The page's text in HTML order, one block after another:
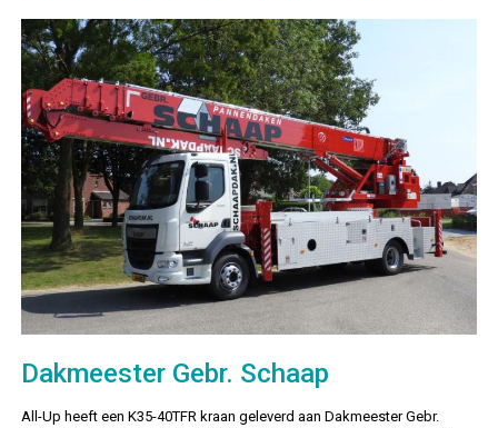
Dakmeester Gebr. Schaap
All-Up heeft een K35-40TFR kraan geleverd aan Dakmeester Gebr.